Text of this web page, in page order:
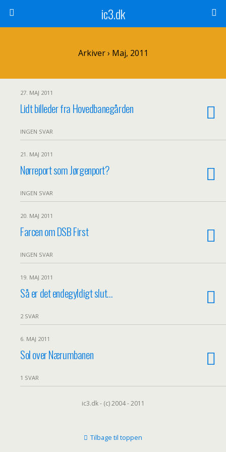
ic3.dk
Arkiver › Maj, 2011
27. MAJ 2011
Lidt billeder fra Hovedbanegården
INGEN SVAR
21. MAJ 2011
Nørreport som Jørgenport?
INGEN SVAR
20. MAJ 2011
Farcen om DSB First
INGEN SVAR
19. MAJ 2011
Så er det endegyldigt slut…
2 SVAR
6. MAJ 2011
Sol over Nærumbanen
1 SVAR
ic3.dk - (c) 2004 - 2011
Tilbage til toppen